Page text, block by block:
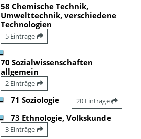
58 Chemische Technik,
Umwelttechnik, verschiedene
Technologien
5 Einträge
70 Sozialwissenschaften
allgemein
2 Einträge
71 Soziologie 20 Einträge
73 Ethnologie, Volkskunde
3 Einträge